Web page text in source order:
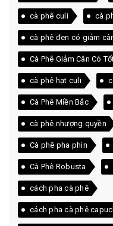
cà phê culi cà
cà phê đen có giảm
Cà Phê Giảm Cân Có
cà phê hạt culi
Cà Phê Miền Bắc
cà phê nhượng quyền
Cà phê pha phin
Cà Phê Robusta
cách pha cà phê
cách pha cà phê